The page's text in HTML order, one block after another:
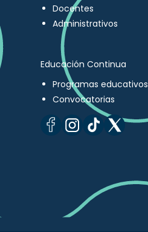
Docentes
Administrativos
Educación Continua
Programas educativos
Convocatorias